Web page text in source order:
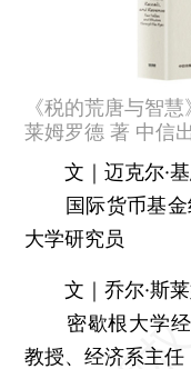
《税的荒唐与智
莱姆罗德 著 中信
文｜迈克尔·
国际货币基金
大学研究员
文｜乔尔·斯
密歇根大学经
教授、经济系主任